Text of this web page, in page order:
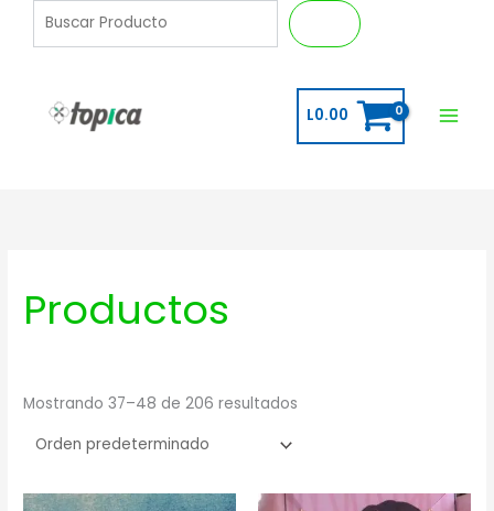
L0.00
Productos
Mostrando 37–48 de 206 resultados